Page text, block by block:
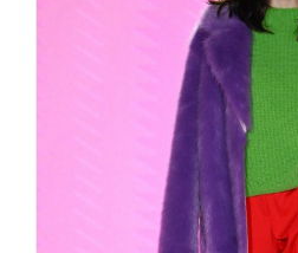
Express Yourself